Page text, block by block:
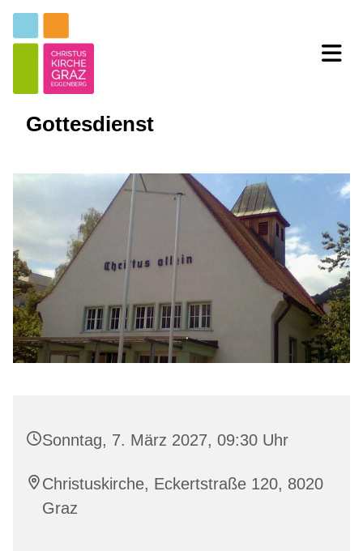
Gottesdienst
Sonntag, 7. März 2027, 09:30 Uhr
Christuskirche, Eckertstraße 120, 8020
Graz